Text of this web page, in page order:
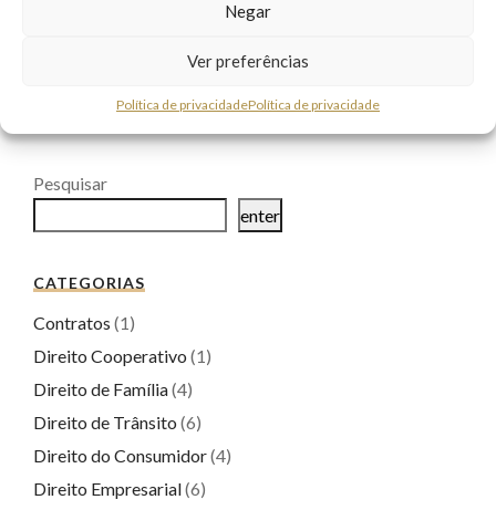
Negar
Ver preferências
Política de privacidadePolítica de privacidade
← NEWER 1 2
Pesquisar
enter
CATEGORIAS
Contratos (1)
Direito Cooperativo (1)
Direito de Família(4)
Direito de Trânsito (6)
Direito do Consumidor(4)
Direito Empresarial(6)